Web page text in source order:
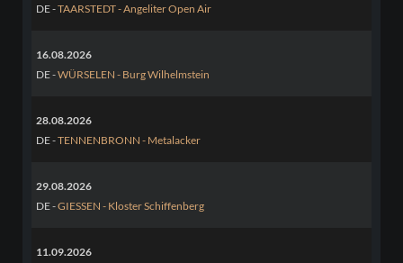
DE -TAARSTEDT - Angeliter Open Air
16.08.2026
DE -WÜRSELEN - Burg Wilhelmstein
28.08.2026
DE -TENNENBRONN - Metalacker
29.08.2026
DE -GIESSEN - Kloster Schiffenberg
11.09.2026